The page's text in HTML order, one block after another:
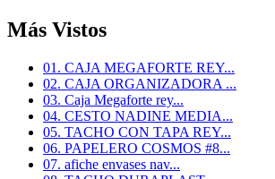
Más Vistos
01. CAJA MEGAFORTE REY...
02. CAJA ORGANIZADORA ...
03. Caja Megaforte rey...
04. CESTO NADINE MEDIA...
05. TACHO CON TAPA REY...
06. PAPELERO COSMOS #8...
07. afiche envases nav...